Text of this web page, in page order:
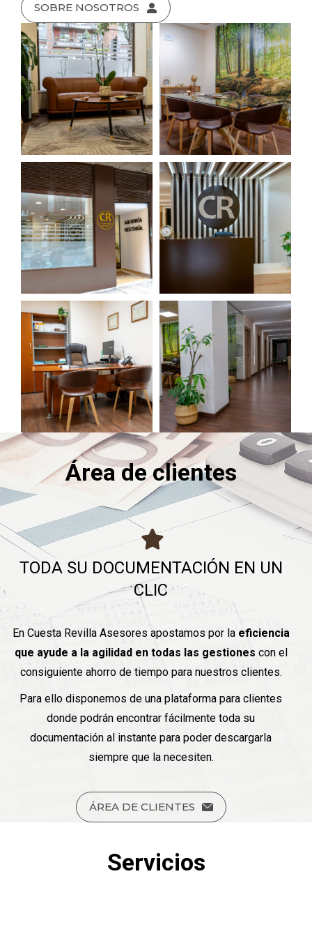
SOBRE NOSOTROS
Área de clientes
TODA SU DOCUMENTACIÓN EN UN
CLIC
En Cuesta Revilla Asesores apostamos por la eficiencia
que ayude a la agilidad en todas las gestiones con el
consiguiente ahorro de tiempo para nuestros clientes.
Para ello disponemos de una plataforma para clientes
donde podrán encontrar fácilmente toda su
documentación al instante para poder descargarla
siempre que la necesiten.
ÁREA DE CLIENTES
Servicios